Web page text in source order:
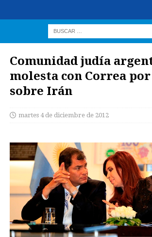
Comunidad judía
molesta con Correa
sobre Irán
martes 4 de diciembre de 2012